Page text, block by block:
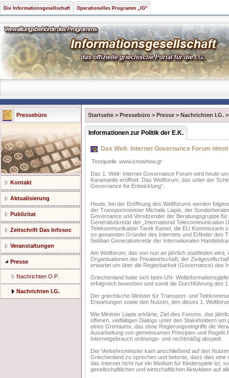
Die Informationsgesellschaft Operationelles Programm „IG“
Pressebüro
Kontakt
Aktualisierung
Publizitat
Zeitschrift Das Infosoc
Veranstaltungen
Presse
Nachrichten O.P.
Nachrichten I.G.
Startseite > Pressebüro > Presse > Nachrichten I.G.
Informationen zur Politik der E.K.
Das Welt- Internet Governance Forum
Textquelle www.knowhow.gr
Das 1. Welt- Internet Governance Forum wird heute
Karamanlis eröffnet. Das Weltforum, das unter der
Governance für Entwicklung“.
Heute, bei der Eröffnung des Weltforums werden
der Transportminister Michalis Liapis, der
Governance und Vorsitzender der Beratungsgruppe
Generalsekretär der „International Telecommunication
Telekommunikation Tarek Kamel, die EU Kommissarin
so genannten Gründer des Internets und Erfinder des
Sebban Generalsekretär der Internationalen
Am Weltforum, das von nun an jährlich stattfinden
Organisationen der Privatwirtschaft, der
erwartet um über die Regierbarkeit (Governance) des
Griechenland hatte sich beim UN-
erfolgreich beworben und somit die Durchführung des
Der griechische Minister für Transport- und
Erwartungen sowie den Nutzen, den dieses 1.
Wie Minister Liapis erklärte, Ziel dies Forums, das
offenen, vielfältigen Dialogs unter den Stakeholdern
eines Gremiums, das ohne Regierungseingriffe die
Ausarbeitung von gemeinsamen Prinzipien und
Internetgebrauch ordnungs- und rechtmäßig abspielt.
Der Verkehrsminister kam anschließend auf den
Griechenland zu sprechen und betonte, dass dies
das Internet nicht nur ein Medium für Kinderspiele ist,
gesellschaftlichen und wirtschaftlichen Aktivitäten auf